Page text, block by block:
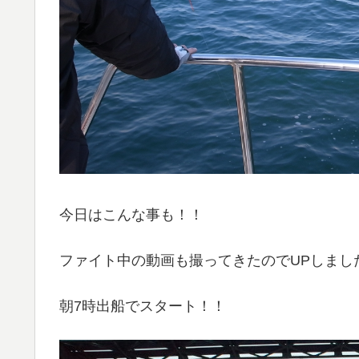
今日はこんな事も！！
ファイト中の動画も撮ってきたのでUPしまし
朝7時出船でスタート！！